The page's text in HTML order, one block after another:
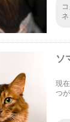
ソ
現
つ